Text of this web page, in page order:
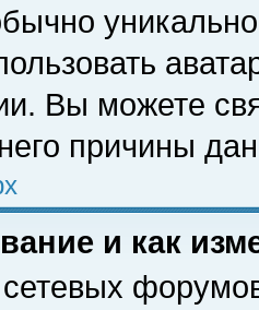
Вы можете
причины
и как